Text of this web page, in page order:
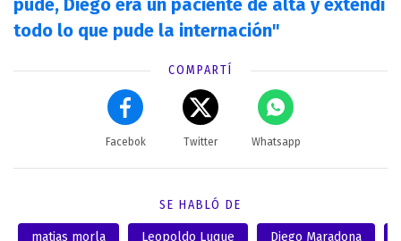
todo lo que pude la internación"
COMPARTÍ
Facebok Twitter Whatsapp
SE HABLÓ DE
matias morla Leopoldo Luque Diego Maradona